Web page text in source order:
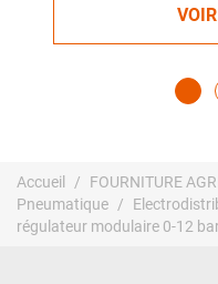
Accueil FOURNITURE
Pneumatique
régulateur modulaire 0-12